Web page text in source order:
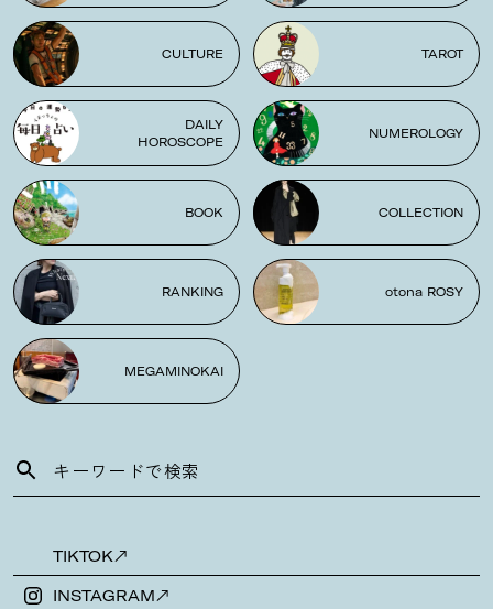
CULTURE TAROT
DAILY
HOROSCOPE
NUMEROLOGY
BOOK COLLECTION
RANKING otona ROSY
MEGAMINOKAI
TIKTOK
INSTAGRAM